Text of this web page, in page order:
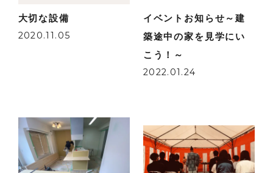
大切な設備
2020.11.05
イベントお知らせ～建
築途中の家を見学にい
こう！～
2022.01.24